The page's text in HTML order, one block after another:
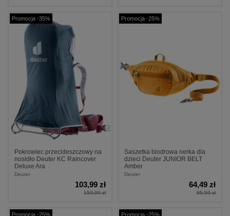
Promocja -35%
Pokrowiec przecideszczowy na
nosidło Deuter KC Raincover
Deluxe Ara
Deuter
103,99 zł
159,99 zł
Promocja -25%
Saszetka biodrowa nerka dla
dzieci Deuter JUNIOR BELT
Amber
Deuter
64,49 zł
85,99 zł
Promocja -25% Promocja -25%